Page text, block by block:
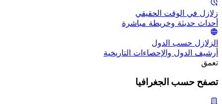
زلازل في الوقت الحقيقي
أحداث حديثة وخريطة مباشرة
الزلازل حسب الدول
أرشيف الدول والإحصاءات التاريخية
تعمق
تصفح حسب الجغرافيا